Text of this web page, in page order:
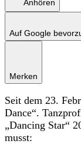
Anhören
Auf Google
Merken
Seit dem 23.
Dance“.
„Dancing Star“
musst: